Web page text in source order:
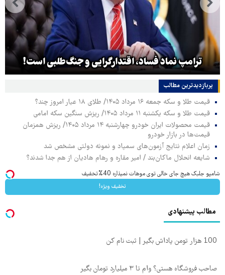
ترامپ نماد فساد، اقتدارگرایی و جنگ‌طلبی است!
پربازدیدترین‌ مطالب
قیمت طلا و سکه جمعه ۱۶ مرداد ۱۴۰۵/ طلای ۱۸ عیار امروز چند؟
قیمت طلا و سکه یکشنبه ۱۱ مرداد ۱۴۰۵/ ریزش سنگین سکه امامی
قیمت محصولات ایران خودرو چهارشنبه ۱۴ مرداد ۱۴۰۵/ ریزش همزمان
قیمت‌ها در بازار خودرو
زمان اعلام نتایج آزمون‌های سمپاد و نمونه دولتی مشخص شد
شایعه انحلال ماکان‌بند / امیر مقاره و رهام هادیان از هم جدا شدند؟
شامپو جلبک هیچ جای خالی توی موهات نمیذاره 40%تخفیف
تخفیف ویژه!
مطالب پیشنهادی
100 هزار تومن پاداش بگیر | ثبت نام کن
صاحب فروشگاه هستی؟ وام تا ۳ میلیارد تومان بگیر